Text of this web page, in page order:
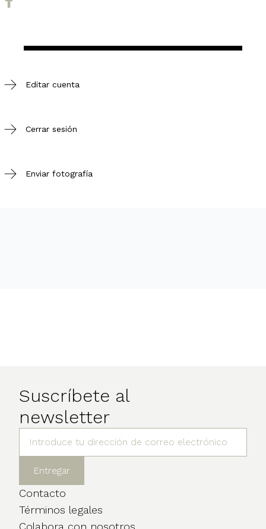
Editar cuenta
Cerrar sesión
Enviar fotografía
Suscríbete al
newsletter
Contacto
Términos legales
Colabora con nosotros